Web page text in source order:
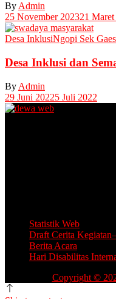
By Admin
25 November 202321
Desa InklusiNgopi Sek
Desa Inklusi dan
By Admin
29 Juni 20225 Juli 2022
Statistik Web
Draft Cerita
Berita Acara
Hari Disabilitas
Copyright ©